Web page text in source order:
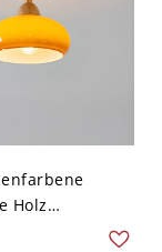
Holz
110V-120V,